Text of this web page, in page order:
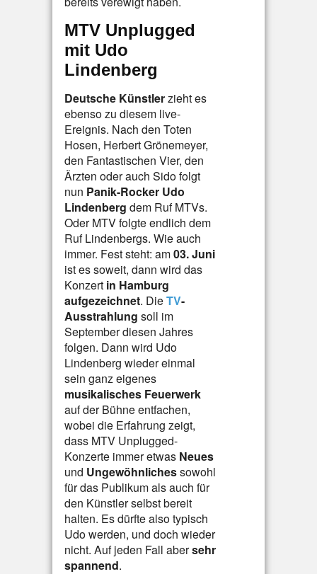
MTV Unplugged
mit Udo
Lindenberg
Deutsche Künstlerzieht es
ebenso zu diesem live-
Ereignis. Nach den Toten
Hosen, Herbert Grönemeyer,
den Fantastischen Vier, den
Ärzten oder auch Sido folgt
nun Panik-Rocker Udo
Lindenberg dem Ruf MTVs.
Oder MTV folgte endlich dem
Ruf Lindenbergs. Wie auch
immer. Fest steht: am03. Juni
ist es soweit, dann wird das
Konzert in Hamburg
aufgezeichnet. DieTV-
Ausstrahlung soll im
September diesen Jahres
folgen. Dann wird Udo
Lindenberg wieder einmal
sein ganz eigenes
musikalisches Feuerwerk
auf der Bühne entfachen,
wobei die Erfahrung zeigt,
dass MTV Unplugged-
Konzerte immer etwas Neues
und Ungewöhnlichessowohl
für das Publikum als auch für
den Künstler selbst bereit
halten. Es dürfte also typisch
Udo werden, und doch wieder
nicht. Auf jeden Fall abersehr
spannend.